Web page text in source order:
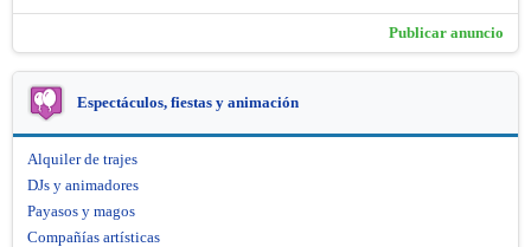
Publicar anuncio
Espectáculos, fiestas y animación
Alquiler de trajes
DJs y animadores
Payasos y magos
Compañías artísticas